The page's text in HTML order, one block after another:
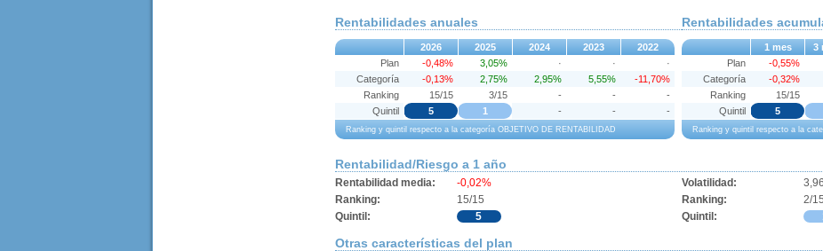
Rentabilidades anuales
2026 2025 2024 2023 2022
Ranking y quintil respecto a la categoría OBJETIVO DE RENTABILIDAD
Plan -0,48% 3,05% · ·
·
Categoría
-0,13% 2,75% 2,95% 5,55%
-11,70%
Ranking
15/15 3/15 - -
-
Quintil
5 1 - - -
Rentabilidades
1 mes 3
Ranking y quintil respecto a la
Plan -0,55%
Categoría
-0,32%
Ranking
15/15
Quintil
5
Rentabilidad/Riesgo a 1 año
Rentabilidad media:
-0,02%
Ranking:
15/15
Quintil:
5
Volatilidad:
Ranking:
2/15
Quintil:
Otras características del plan